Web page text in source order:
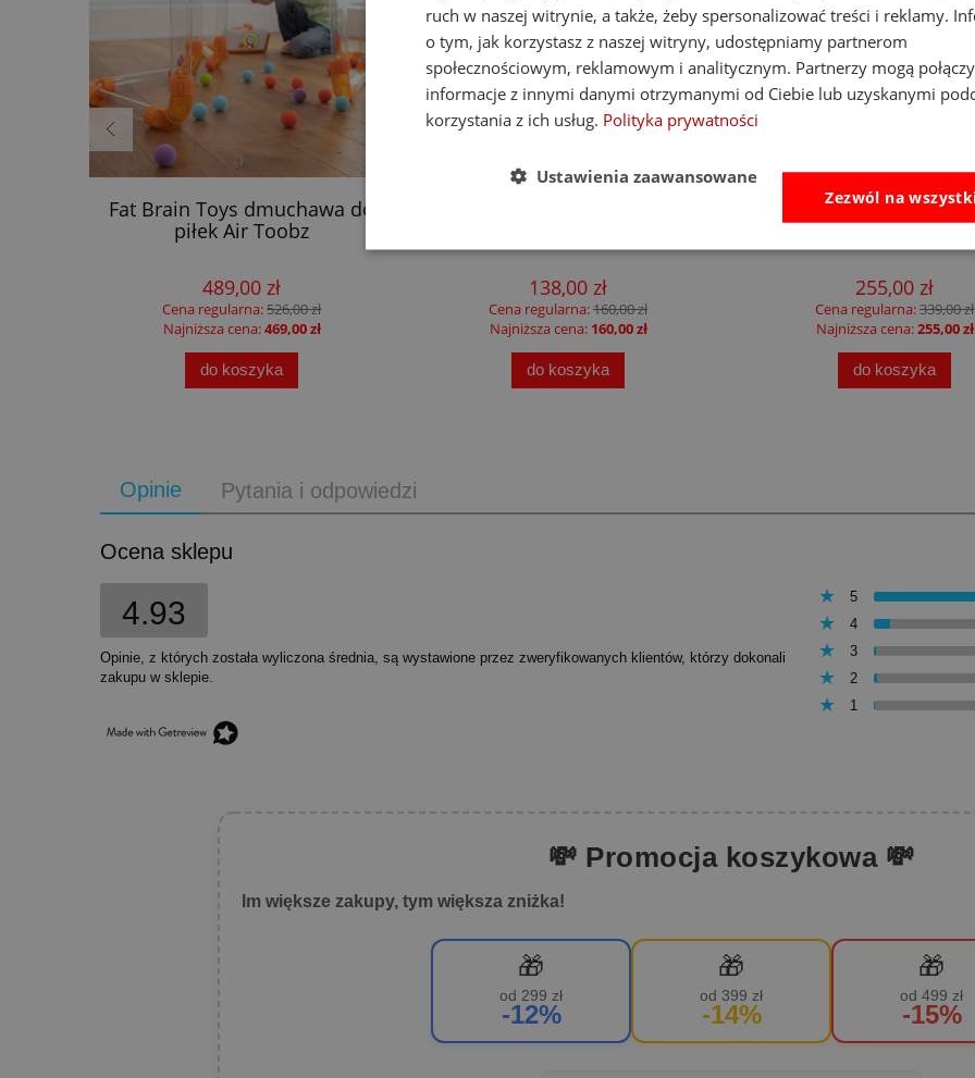
Fat Brain Toys dmuchawa do
piłek Air Toobz
489,00 zł
Cena regularna:526,00 zł
Najniższa cena:469,00 zł
do koszyka
-14%
138,00 zł
Cena regularna:160,00 zł
Najniższa cena: 160,00 zł
do koszyka
Little Dutch namiot
up z powłoką UV40 Fresh
255,00 zł
Cena regularna:339,00 zł
Najniższa cena:255,00 zł
do koszyka
Opinie Pytania i odpowiedzi
Ocena sklepu
4.93
Opinie, z których została wyliczona średnia, są wystawione przez zweryfikowanych klientów, którzy dokonali
zakupu w sklepie.
5
4
3
2
1
💸 Promocja koszykowa 💸
Im większe zakupy, tym większa zniżka!
🎁
od 299 zł
-12%
🎁
od 399 zł
-14%
🎁
od 499 zł
-15%
ruch w naszej witrynie, a także, żeby spersonalizować treści i reklamy.
o tym, jak korzystasz z naszej witryny, udostępniamy partnerom
społecznościowym, reklamowym i analitycznym. Partnerzy mogą
informacje z innymi danymi otrzymanymi od Ciebie lub uzyskanymi
korzystania z ich usług. Polityka prywatności
Zezwól na
Ustawienia zaawansowane